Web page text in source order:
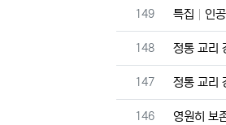
번호
149 특집 인
번호
148 정통 교리
번호
147 정통 교리
번호
146 영원히 보